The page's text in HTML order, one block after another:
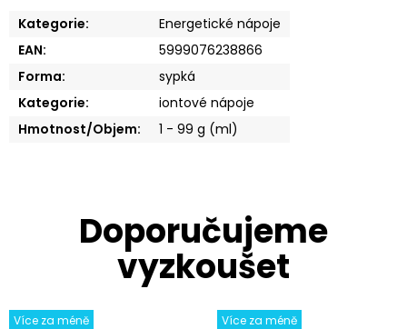
Více za méně Více za méně
Kategorie:
Energetické nápoje
EAN:
5999076238866
Forma:
sypká
Kategorie:
iontové nápoje
Hmotnost/Objem: 1 - 99 g (ml)